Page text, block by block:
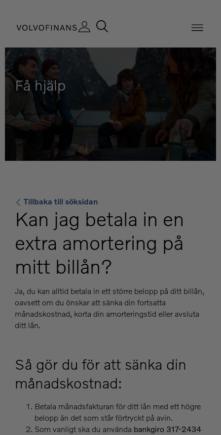
Få hjälp
Tillbaka till söksidan
Kan jag betala in en
extra amortering på
mitt billån?
Ja, du kan alltid betala in ett större belopp på ditt billån,
oavsett om du önskar att sänka din fortsatta
månadskostnad, korta din amorteringstid eller avsluta
ditt lån.
Så gör du för att sänka din
månadskostnad:
Betala månadsfakturan för ditt lån med ett högre
belopp än det som står förtryckt på avin.
Som vanligt ska du använda bankgiro 317-2434